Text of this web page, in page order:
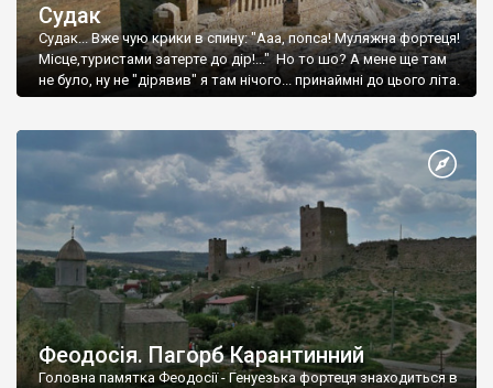
Судак
Судак... Вже чую крики в спину: "Ааа, попса! Муляжна фортеця!
Місце,туристами затерте до дір!..." Но то шо? А мене ще там
не було, ну не "дірявив" я там нічого... принаймні до цього літа.
Феодосія. Пагорб Карантинний
Головна памятка Феодосії - Генуезька фортеця знаходиться в